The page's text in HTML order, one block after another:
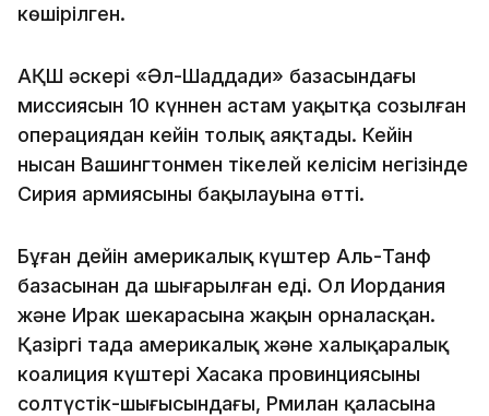
көшірілген.
АҚШ әскері «Әл-Шаддади» базасындағы
миссиясын 10 күннен астам уақытқа созылған
операциядан кейін толық аяқтады. Кейін
нысан Вашингтонмен тікелей келісім негізінде
Сирия армиясының бақылауына өтті.
Бұған дейін америкалық күштер Аль-Танф
базасынан да шығарылған еді. Ол Иордания
және Ирак шекарасына жақын орналасқан.
Қазіргі таңда америкалық және халықаралық
коалиция күштері Хасака провинциясының
солтүстік-шығысындағы, Рмилан қаласына